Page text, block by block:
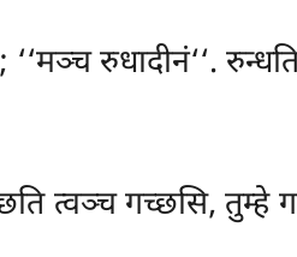
रुधादीनं‘‘.
त्वञ्च गच्छसि,